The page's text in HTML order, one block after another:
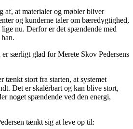
af, at materialer og møbler bliver
og kunderne taler om bæredygtighed,
nu. Derfor er det spændende med
særligt glad for Merete Skov Pedersens
tænkt stort fra starten, at systemet
Det er skalérbart og kan blive stort,
noget spændende ved den energi,
tænkt sig at leve op til: